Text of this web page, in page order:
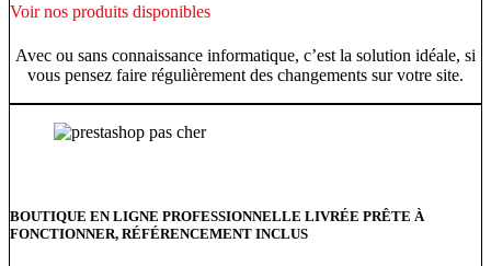
Voir nos produits disponibles
Avec ou sans connaissance informatique, c’est la solution idéale, si
vous pensez faire régulièrement des changements sur votre site.
BOUTIQUE EN LIGNE PROFESSIONNELLE LIVRÉE PRÊTE À
FONCTIONNER, RÉFÉRENCEMENT INCLUS